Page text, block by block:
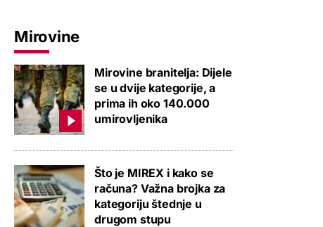
Mirovine
Mirovine branitelja: Dijele
se u dvije kategorije, a
prima ih oko 140.000
umirovljenika
Što je MIREX i kako se
računa? Važna brojka za
kategoriju štednje u
drugom stupu